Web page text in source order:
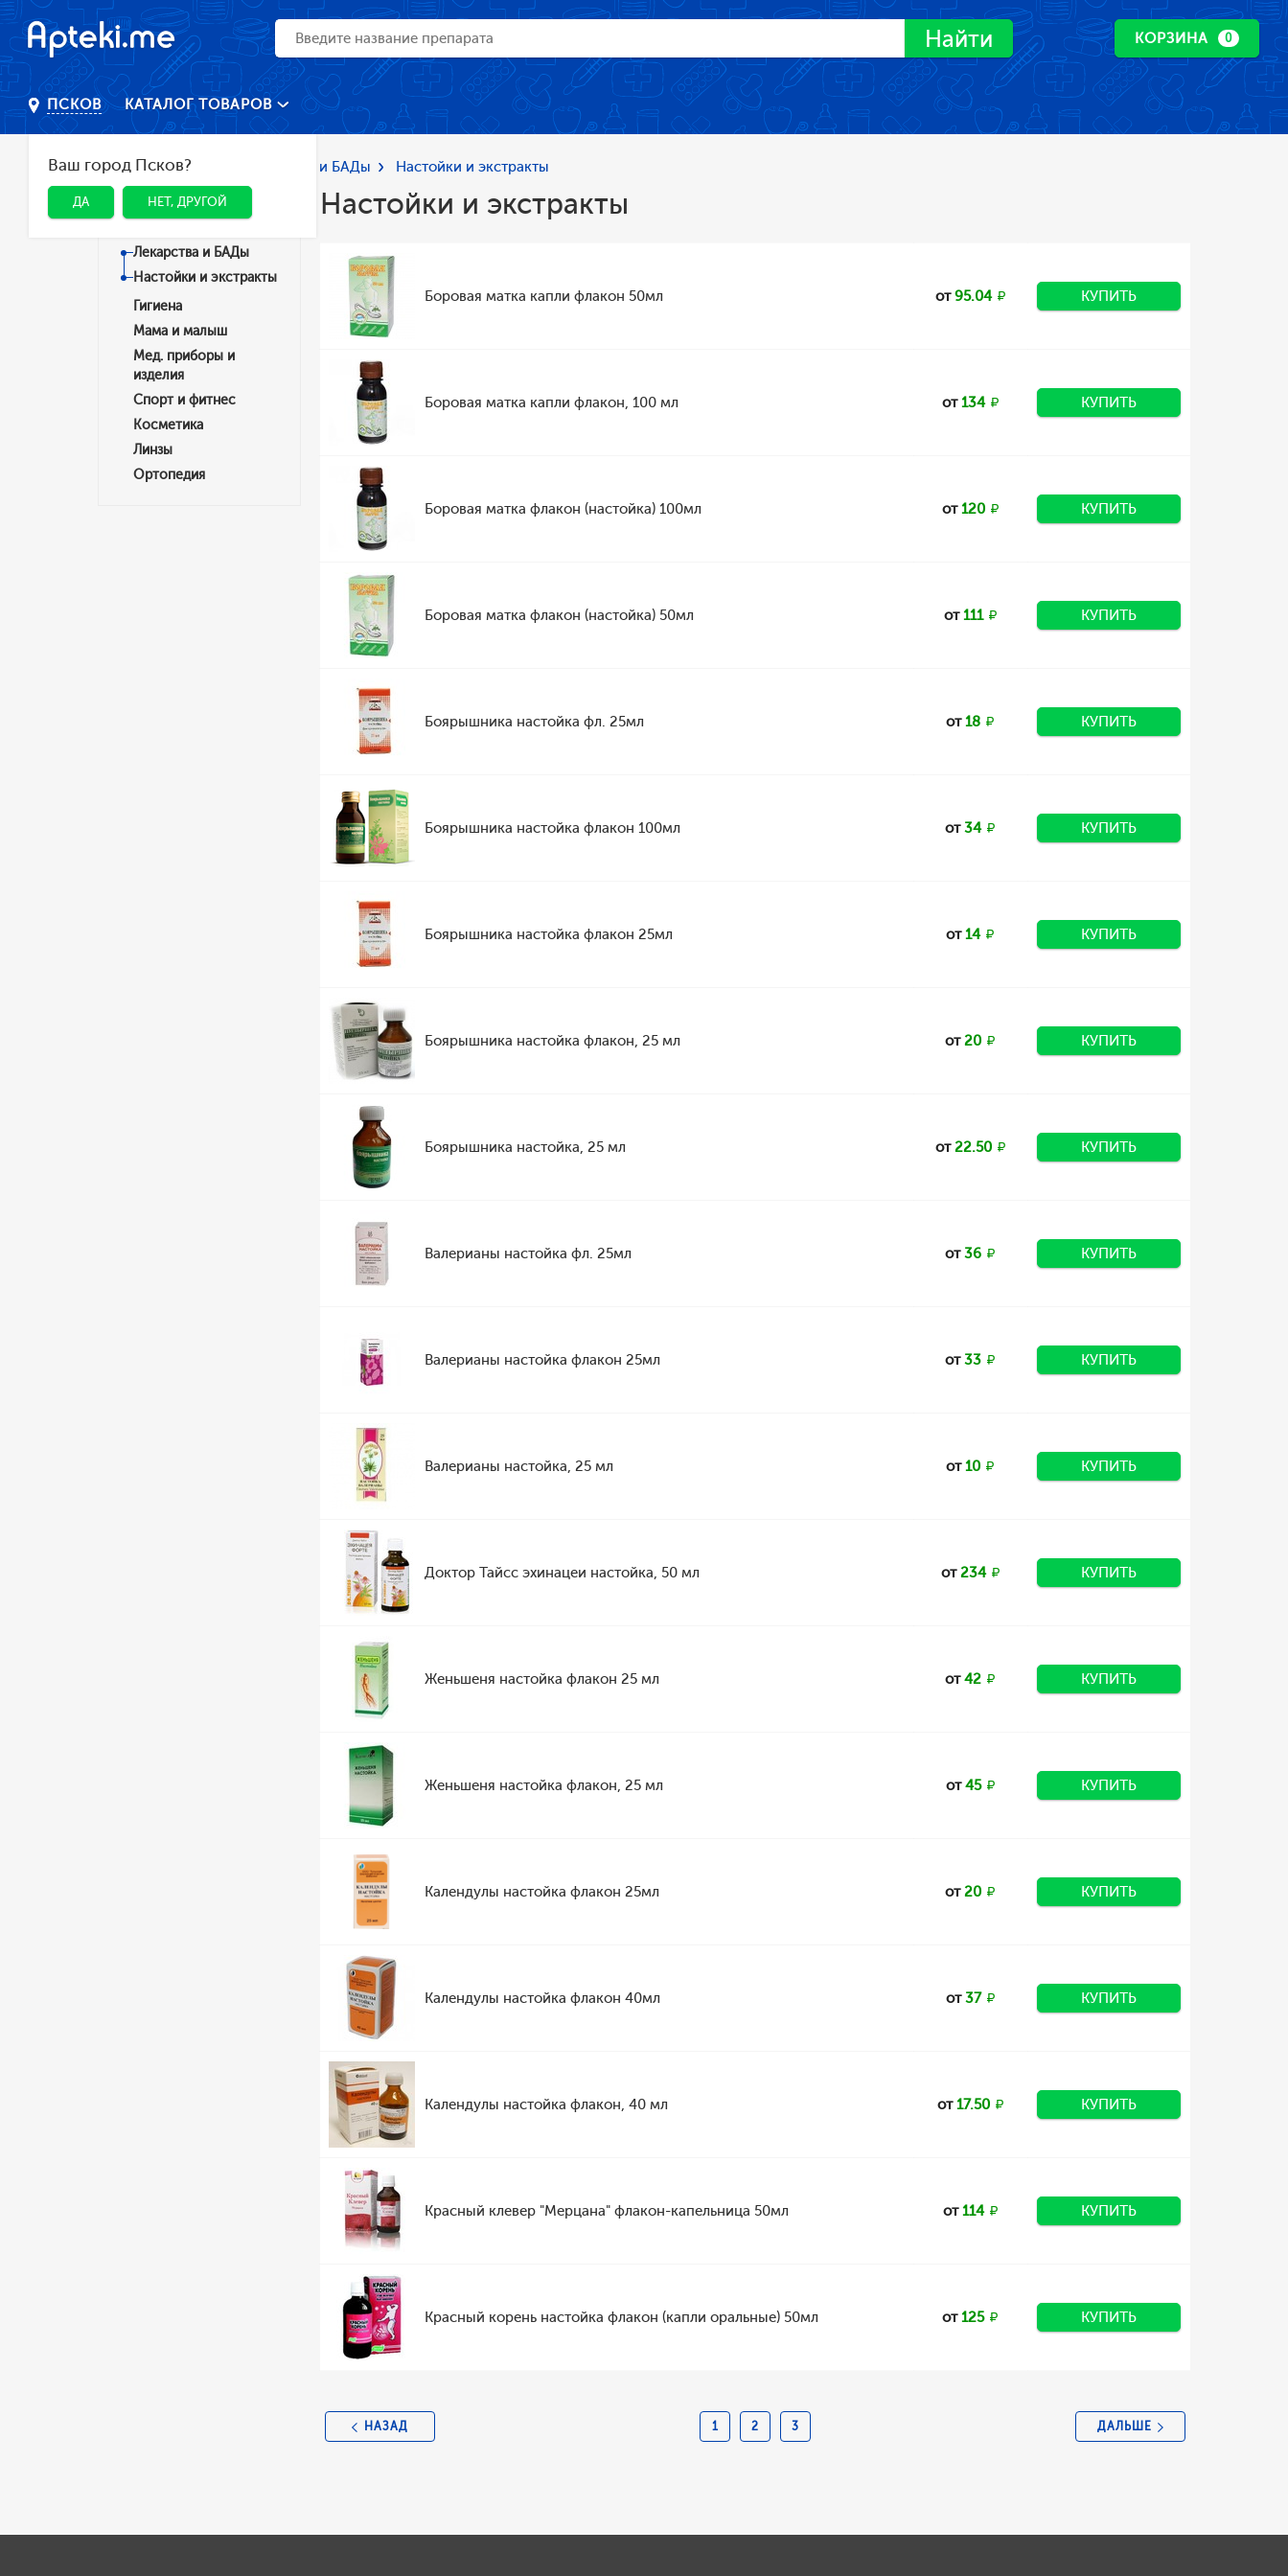
Найти КОРЗИНА 0
ПСКОВ
Ваш город Псков?
ДА НЕТ, ДРУГОЙ
КАТАЛОГ ТОВАРОВ
Главная Каталог Лекарства и БАДы Настойки и экстракты
Категории
Лекарства и БАДы
Настойки и экстракты
Гигиена
Мама и малыш
Мед. приборы и
изделия
Спорт и фитнес
Косметика
Линзы
Ортопедия
Настойки и экстракты
Боровая матка капли флакон 50мл от95.04 КУПИТЬ
Боровая матка капли флакон, 100 мл от134 КУПИТЬ
Боровая матка флакон (настойка) 100мл от120 КУПИТЬ
Боровая матка флакон (настойка) 50мл от111 КУПИТЬ
Боярышника настойка фл. 25мл от18 КУПИТЬ
Боярышника настойка флакон 100мл от34 КУПИТЬ
Боярышника настойка флакон 25мл от14 КУПИТЬ
Боярышника настойка флакон, 25 мл от20 КУПИТЬ
Боярышника настойка, 25 мл от22.50 КУПИТЬ
Валерианы настойка фл. 25мл от36 КУПИТЬ
Валерианы настойка флакон 25мл от33 КУПИТЬ
Валерианы настойка, 25 мл от10 КУПИТЬ
Доктор Тайсс эхинацеи настойка, 50 мл от234 КУПИТЬ
Женьшеня настойка флакон 25 мл от42 КУПИТЬ
Женьшеня настойка флакон, 25 мл от45 КУПИТЬ
Календулы настойка флакон 25мл от20 КУПИТЬ
Календулы настойка флакон 40мл от37 КУПИТЬ
Календулы настойка флакон, 40 мл от17.50 КУПИТЬ
Красный клевер "Мерцана" флакон-капельница 50мл от114 КУПИТЬ
Красный корень настойка флакон (капли оральные) 50мл от125 КУПИТЬ
НАЗАД 1 2 3 ДАЛЬШЕ